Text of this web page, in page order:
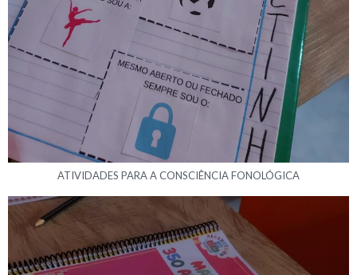
ATIVIDADES PARA A CONSCIÊNCIA FONOLÓGICA